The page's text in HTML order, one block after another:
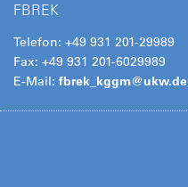
FBREK
Telefon: +49 931 201-29989
Fax: +49 931 201-6029989
E-Mail: fbrek_kggm@ukw.de